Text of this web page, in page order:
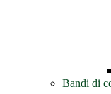
Bandi di